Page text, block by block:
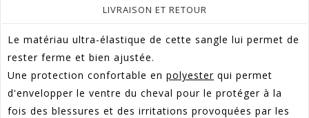
LIVRAISON ET RETOUR
Le matériau ultra-élastique de cette sangle lui permet de
rester ferme et bien ajustée.
Une protection confortable en polyester qui permet
d'envelopper le ventre du cheval pour le protéger à la
fois des blessures et des irritations provoquées par les